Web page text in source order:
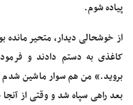
پیاده شوم.
از خوشحالی دیدار، متحیر مانده
کاغذی به دستم دادند و
بروید.» من هم سوار ماشین شدم
بعد راهی سپاه شد و وقتی از